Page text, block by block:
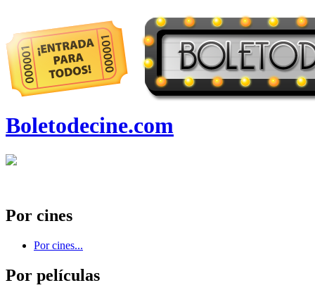
Boletodecine.com
Por cines
Por cines...
Por películas